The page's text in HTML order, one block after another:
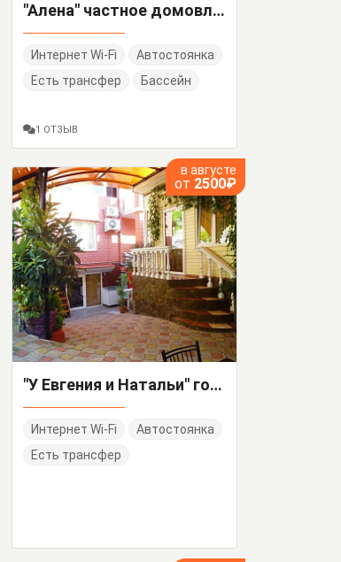
"Алена" частное домовладение
Интернет Wi-Fi
Автостоянка
Есть трансфер
Бассейн
1 ОТЗЫВ
в августе
от 2500₽
"У Евгения и Натальи" гостевой дом
Интернет Wi-Fi
Автостоянка
Есть трансфер